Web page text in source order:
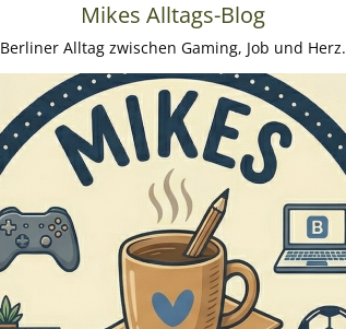
Mikes Alltags-Blog
Berliner Alltag zwischen Gaming, Job und Herz.